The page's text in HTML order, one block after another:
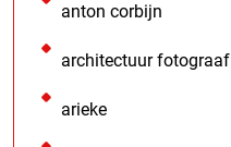
anton corbijn
architectuur fotograaf
arieke